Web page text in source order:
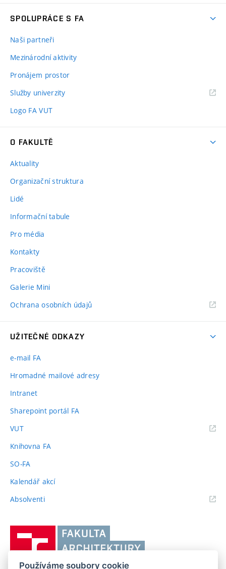
SPOLUPRÁCE S FA
Naši partneři
Mezinárodní aktivity
Pronájem prostor
Služby univerzity
Logo FA VUT
O FAKULTĚ
Aktuality
Organizační struktura
Lidé
Informační tabule
Pro média
Kontakty
Pracoviště
Galerie Mini
Ochrana osobních údajů
UŽITEČNÉ ODKAZY
e-mail FA
Hromadné mailové adresy
Intranet
Sharepoint portál FA
VUT(externí
Knihovna FA
SO-FA
Kalendář akcí
Absolventi(externí
Používáme soubory cookie